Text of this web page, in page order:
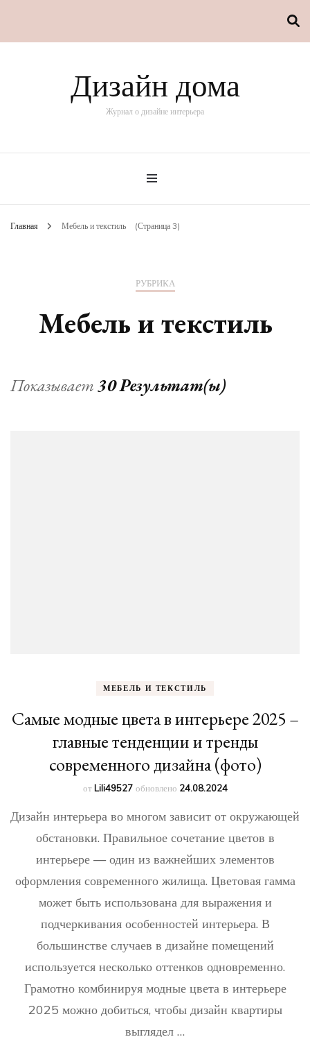
Дизайн дома
Журнал о дизайне интерьера
Главная Мебель и текстиль (Страница 3)
РУБРИКА
Мебель и текстиль
Показывает30 Результат(ы)
МЕБЕЛЬ И ТЕКСТИЛЬ
Самые модные цвета в интерьере 2025 –
главные тенденции и тренды
современного дизайна (фото)
отLili49527 обновлено 24.08.2024
Дизайн интерьера во многом зависит от окружающей
обстановки. Правильное сочетание цветов в
интерьере — один из важнейших элементов
оформления современного жилища. Цветовая гамма
может быть использована для выражения и
подчеркивания особенностей интерьера. В
большинстве случаев в дизайне помещений
используется несколько оттенков одновременно.
Грамотно комбинируя модные цвета в интерьере
2025 можно добиться, чтобы дизайн квартиры
выглядел …